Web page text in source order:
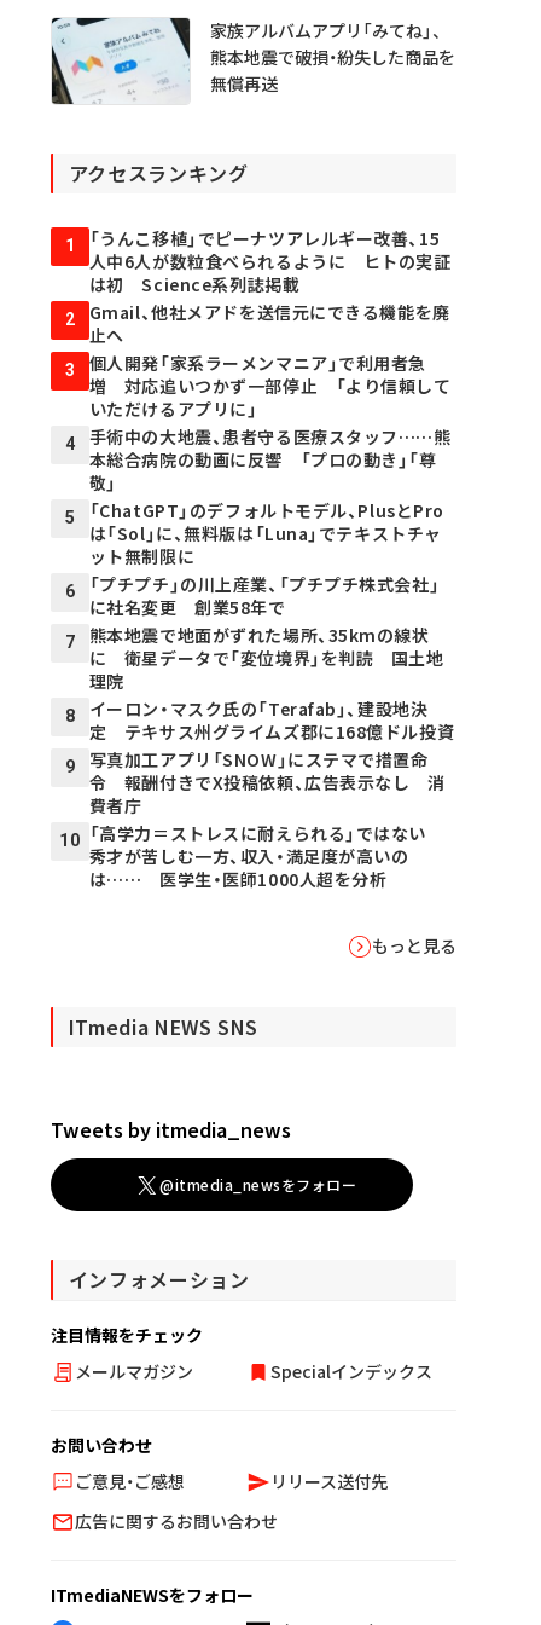
家族アルバムアプリ「みてね」、
熊本地震で破損・紛失した商品を
無償再送
アクセスランキング
1
「うんこ移植」でピーナツアレルギー改善、15
人中6人が数粒食べられるように ヒトの実証
は初 Science系列誌掲載
2
Gmail、他社メアドを送信元にできる機能を廃
止へ
3
個人開発「家系ラーメンマニア」で利用者急
増 対応追いつかず一部停止 「より信頼して
いただけるアプリに」
4
手術中の大地震、患者守る医療スタッフ……熊
本総合病院の動画に反響 「プロの動き」「尊
敬」
5
「ChatGPT」のデフォルトモデル、PlusとPro
は「Sol」に、無料版は「Luna」でテキストチャ
ット無制限に
6
「プチプチ」の川上産業、「プチプチ株式会社」
に社名変更 創業58年で
7
熊本地震で地面がずれた場所、35kmの線状
に 衛星データで「変位境界」を判読 国土地
理院
8
イーロン・マスク氏の「Terafab」、建設地決
定 テキサス州グライムズ郡に168億ドル投資
9
写真加工アプリ「SNOW」にステマで措置命
令 報酬付きでX投稿依頼、広告表示なし 消
費者庁
10
「高学力＝ストレスに耐えられる」ではない
秀才が苦しむ一方、収入・満足度が高いの
は…… 医学生・医師1000人超を分析
もっと見る
ITmedia NEWS SNS
Tweets by itmedia_news
@itmedia_newsをフォロー
インフォメーション
注目情報をチェック
メールマガジン
Specialインデックス
お問い合わせ
ご意見・ご感想
リリース送付先
広告に関するお問い合わせ
ITmediaNEWSをフォロー